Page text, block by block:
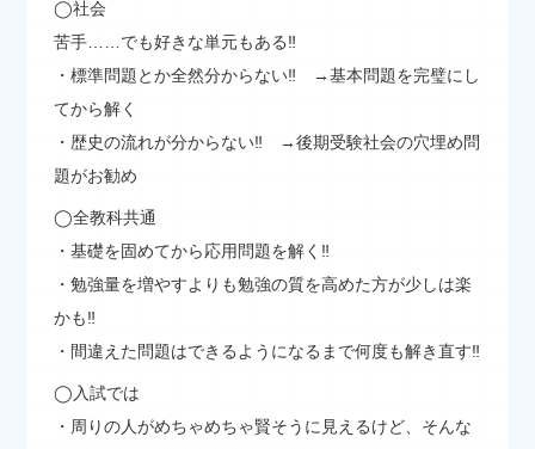
◯社会
苦手……でも好きな単元もある‼
・標準問題とか全然分からない‼ →基本問題を完璧にし
てから解く
・歴史の流れが分からない‼ →後期受験社会の穴埋め問
題がお勧め
◯全教科共通
・基礎を固めてから応用問題を解く‼
・勉強量を増やすよりも勉強の質を高めた方が少しは楽
かも‼
・間違えた問題はできるようになるまで何度も解き直す‼
◯入試では
・周りの人がめちゃめちゃ賢そうに見えるけど、そんな